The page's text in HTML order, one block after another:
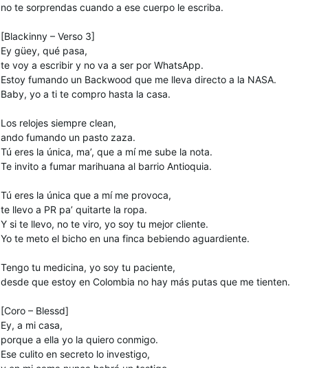
no te sorprendas cuando a ese cuerpo le escriba.
[Blackinny – Verso 3]
Ey güey, qué pasa,
te voy a escribir y no va a ser por WhatsApp.
Estoy fumando un Backwood que me lleva directo a la NASA.
Baby, yo a ti te compro hasta la casa.
Los relojes siempre clean,
ando fumando un pasto zaza.
Tú eres la única, ma’, que a mí me sube la nota.
Te invito a fumar marihuana al barrio Antioquia.
Tú eres la única que a mí me provoca,
te llevo a PR pa’ quitarte la ropa.
Y si te llevo, no te viro, yo soy tu mejor cliente.
Yo te meto el bicho en una finca bebiendo aguardiente.
Tengo tu medicina, yo soy tu paciente,
desde que estoy en Colombia no hay más putas que me tienten.
[Coro – Blessd]
Ey, a mi casa,
porque a ella yo la quiero conmigo.
Ese culito en secreto lo investigo,